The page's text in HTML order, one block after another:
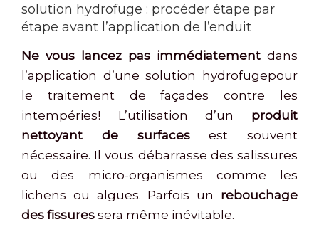
solution hydrofuge : procéder étape par
étape avant l’application de l’enduit
Ne vous lancez pas immédiatement dans
l’application d’une solution hydrofugepour
le traitement de façades contre les
intempéries! L’utilisation d’un produit
nettoyant de surfacesest souvent
nécessaire. Il vous débarrasse des salissures
ou des micro-organismes comme les
lichens ou algues. Parfois un rebouchage
des fissures sera même inévitable.